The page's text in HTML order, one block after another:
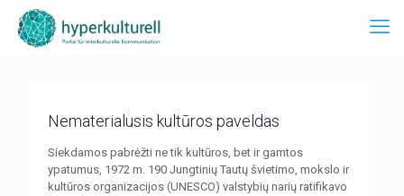
Nematerialusis kultūros paveldas
Siekdamos pabrėžti ne tik kultūros, bet ir gamtos
ypatumus, 1972 m. 190 Jungtinių Tautų švietimo, mokslo ir
kultūros organizacijos (UNESCO) valstybių narių ratifikavo